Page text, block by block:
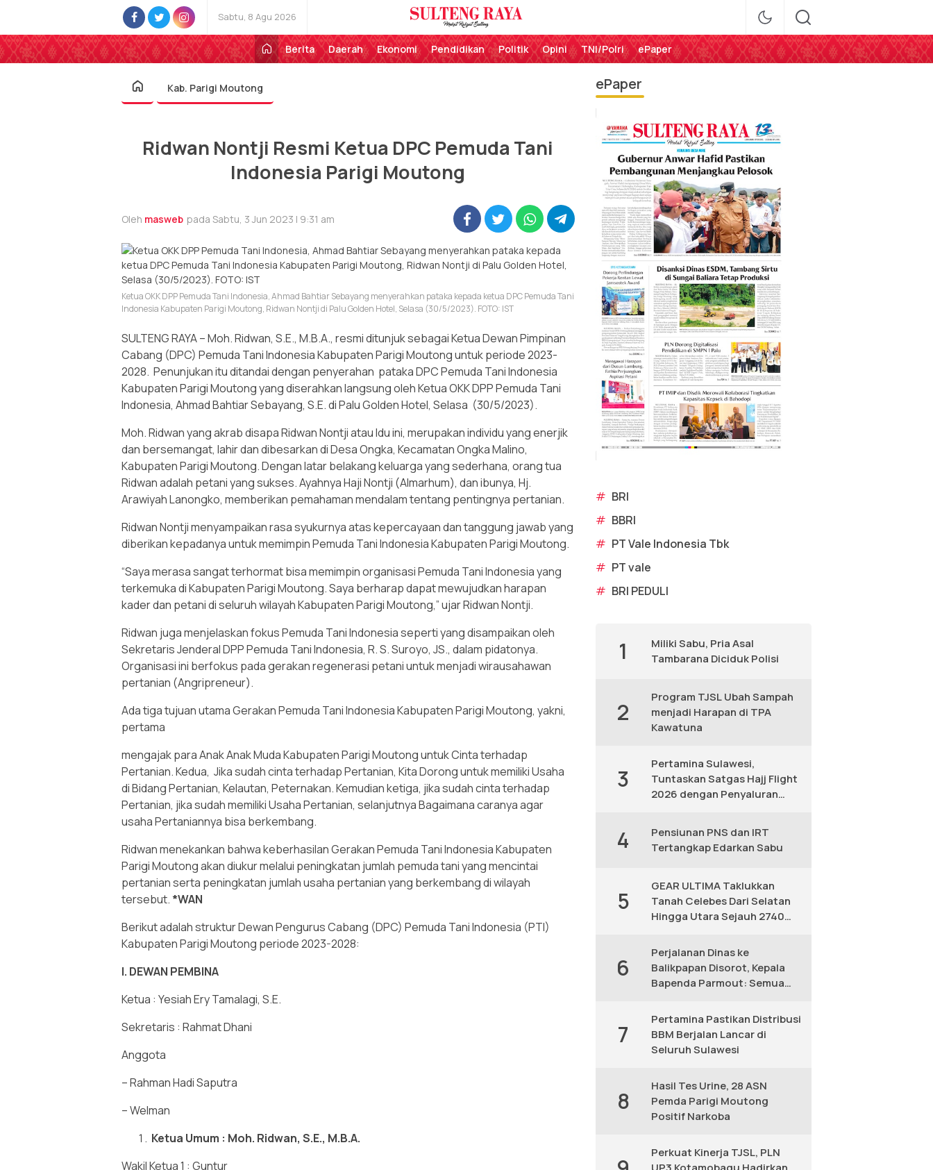
Sabtu, 8 Agu 2026
Sulteng Raya
Perekat Rakyat Sulteng
Berita
Daerah Ekonomi Pendidikan Politik Opini TNI/Polri ePaper
Kab. Parigi Moutong
Ridwan Nontji Resmi Ketua DPC Pemuda Tani
Indonesia Parigi Moutong
Oleh masweb pada Sabtu, 3 Jun 2023 | 9:31 am
Ketua OKK DPP Pemuda Tani Indonesia, Ahmad Bahtiar Sebayang menyerahkan pataka kepada ketua DPC Pemuda Tani
Indonesia Kabupaten Parigi Moutong, Ridwan Nontji di Palu Golden Hotel, Selasa (30/5/2023). FOTO: IST
SULTENG RAYA – Moh. Ridwan, S.E., M.B.A., resmi ditunjuk sebagai Ketua Dewan Pimpinan
Cabang (DPC) Pemuda Tani Indonesia Kabupaten Parigi Moutong untuk periode 2023-
2028. Penunjukan itu ditandai dengan penyerahan pataka DPC Pemuda Tani Indonesia
Kabupaten Parigi Moutong yang diserahkan langsung oleh Ketua OKK DPP Pemuda Tani
Indonesia, Ahmad Bahtiar Sebayang, S.E. di Palu Golden Hotel, Selasa (30/5/2023).
Moh. Ridwan yang akrab disapa Ridwan Nontji atau Idu ini, merupakan individu yang enerjik
dan bersemangat, lahir dan dibesarkan di Desa Ongka, Kecamatan Ongka Malino,
Kabupaten Parigi Moutong. Dengan latar belakang keluarga yang sederhana, orang tua
Ridwan adalah petani yang sukses. Ayahnya Haji Nontji (Almarhum), dan ibunya, Hj.
Arawiyah Lanongko, memberikan pemahaman mendalam tentang pentingnya pertanian.
Ridwan Nontji menyampaikan rasa syukurnya atas kepercayaan dan tanggung jawab yang
diberikan kepadanya untuk memimpin Pemuda Tani Indonesia Kabupaten Parigi Moutong.
“Saya merasa sangat terhormat bisa memimpin organisasi Pemuda Tani Indonesia yang
terkemuka di Kabupaten Parigi Moutong. Saya berharap dapat mewujudkan harapan
kader dan petani di seluruh wilayah Kabupaten Parigi Moutong,” ujar Ridwan Nontji.
Ridwan juga menjelaskan fokus Pemuda Tani Indonesia seperti yang disampaikan oleh
Sekretaris Jenderal DPP Pemuda Tani Indonesia, R. S. Suroyo, JS., dalam pidatonya.
Organisasi ini berfokus pada gerakan regenerasi petani untuk menjadi wirausahawan
pertanian (Angripreneur).
Ada tiga tujuan utama Gerakan Pemuda Tani Indonesia Kabupaten Parigi Moutong, yakni,
pertama
mengajak para Anak Anak Muda Kabupaten Parigi Moutong untuk Cinta terhadap
Pertanian. Kedua, Jika sudah cinta terhadap Pertanian, Kita Dorong untuk memiliki Usaha
di Bidang Pertanian, Kelautan, Peternakan. Kemudian ketiga, jika sudah cinta terhadap
Pertanian, jika sudah memiliki Usaha Pertanian, selanjutnya Bagaimana caranya agar
usaha Pertaniannya bisa berkembang.
Ridwan menekankan bahwa keberhasilan Gerakan Pemuda Tani Indonesia Kabupaten
Parigi Moutong akan diukur melalui peningkatan jumlah pemuda tani yang mencintai
pertanian serta peningkatan jumlah usaha pertanian yang berkembang di wilayah
tersebut. *WAN
Berikut adalah struktur Dewan Pengurus Cabang (DPC) Pemuda Tani Indonesia (PTI)
Kabupaten Parigi Moutong periode 2023-2028:
I. DEWAN PEMBINA
Ketua : Yesiah Ery Tamalagi, S.E.
Sekretaris : Rahmat Dhani
Anggota
– Rahman Hadi Saputra
– Welman
Ketua Umum : Moh. Ridwan, S.E., M.B.A.
Wakil Ketua 1 : Guntur
ePaper
# BRI
# BBRI
# PT Vale Indonesia Tbk
# PT vale
# BRI PEDULI
1
Miliki Sabu, Pria Asal
Tambarana Diciduk Polisi
2
Program TJSL Ubah Sampah
menjadi Harapan di TPA
Kawatuna
3
Pertamina Sulawesi,
Tuntaskan Satgas Hajj Flight
2026 dengan Penyaluran
4
Pensiunan PNS dan IRT
Tertangkap Edarkan Sabu
5
GEAR ULTIMA Taklukkan
Tanah Celebes Dari Selatan
Hingga Utara Sejauh 2740
6
Perjalanan Dinas ke
Balikpapan Disorot, Kepala
Bapenda Parmout: Semua
7
Pertamina Pastikan Distribusi
BBM Berjalan Lancar di
Seluruh Sulawesi
8
Hasil Tes Urine, 28 ASN
Pemda Parigi Moutong
Positif Narkoba
Perkuat Kinerja TJSL, PLN